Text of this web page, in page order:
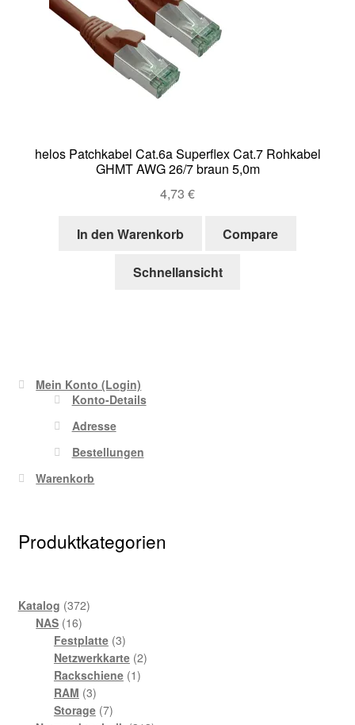
helos Patchkabel Cat.6a Superflex Cat.7 Rohkabel
GHMT AWG 26/7 braun 5,0m
4,73 €
In den Warenkorb Compare
Schnellansicht
Mein Konto (Login)
Konto-Details
Adresse
Bestellungen
Warenkorb
Produktkategorien
Katalog 372372
NAS 1616
Produkte
Festplatte 33
Produkte
Netzwerkkarte 22
Rackschiene 11
RAM 33
Produkte
Storage 77